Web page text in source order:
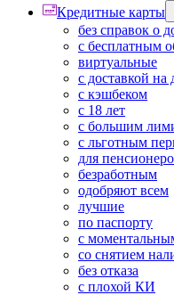
Кредитные карты
без справок о
с бесплатным
виртуальные
с доставкой на
с кэшбеком
с 18 лет
с большим
с льготным
для
безработным
одобряют всем
лучшие
по паспорту
с
со снятием
без отказа
с плохой КИ